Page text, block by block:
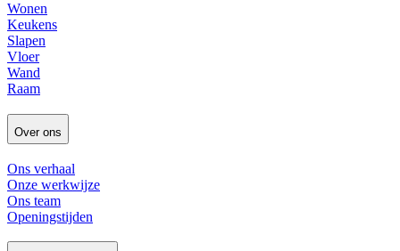
Wonen
Keukens
Slapen
Vloer
Wand
Raam
Over ons
Ons verhaal
Onze werkwijze
Ons team
Openingstijden